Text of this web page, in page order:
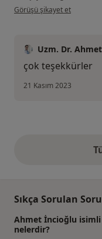
kullanıcının görüşüne göre
Görüşü şikayet et
Uzm. Dr.
çok teşekkürler
21 Kasım 2023
Sıkça Sorulan
Ahmet İncioğlu isimli
nelerdir?